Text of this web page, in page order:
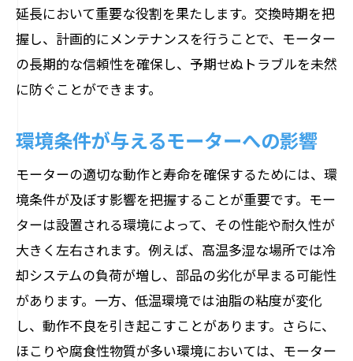
高性能フィルターの活用法
経済性と信頼性を両立するモーターのメンテ
ナンス戦略
長期的な視野に立った投資計画
効率化を目指した技術導入
メンテナンス契約の見直し方
持続可能な資源利用の推奨
トータルコストの把握と管理
モーターを守るために知っておくべきメンテ
ナンステクニック
軸受けの潤滑とその重要性
異常電流の検知と対策
延長において重要な役割を果たします。交換時期を把
握し、計画的にメンテナンスを行うことで、モーター
の長期的な信頼性を確保し、予期せぬトラブルを未然
に防ぐことができます。
環境条件が与えるモーターへの影響
モーターの適切な動作と寿命を確保するためには、環
境条件が及ぼす影響を把握することが重要です。モー
ターは設置される環境によって、その性能や耐久性が
大きく左右されます。例えば、高温多湿な場所では冷
却システムの負荷が増し、部品の劣化が早まる可能性
があります。一方、低温環境では油脂の粘度が変化
し、動作不良を引き起こすことがあります。さらに、
ほこりや腐食性物質が多い環境においては、モーター